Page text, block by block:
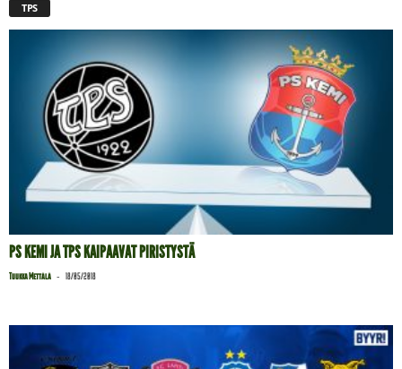
TPS
PS KEMI JA TPS KAIPAAVAT PIRISTYSTÄ
Tuukka Mettälä - 18/05/2018